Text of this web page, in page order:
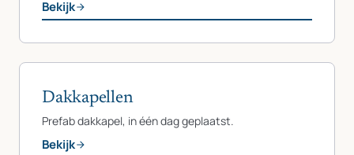
Bekijk
Dakkapellen
Prefab dakkapel, in één dag geplaatst.
Bekijk